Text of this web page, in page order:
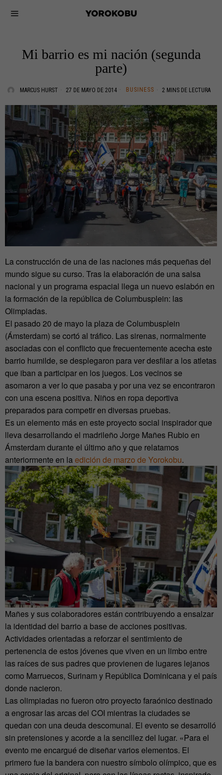
Mi barrio es mi nación (segunda
parte)
MARCUS HURST 27 DE MAYO DE 2014 BUSINESS 2 MINS DE LECTURA
La construcción de una de las naciones más pequeñas del
mundo sigue su curso. Tras la elaboración de una salsa
nacional y un programa espacial llega un nuevo eslabón en
la formación de la república de Columbusplein: las
Olimpiadas.
El pasado 20 de mayo la plaza de Columbusplein
(Ámsterdam) se cortó al tráfico. Las sirenas, normalmente
asociadas con el conflicto que frecuentemente acecha este
barrio humilde, se desplegaron para ver desfilar a los atletas
que iban a participar en los juegos. Los vecinos se
asomaron a ver lo que pasaba y por una vez se encontraron
con una escena positiva. Niños en ropa deportiva
preparados para competir en diversas pruebas.
Es un elemento más en este proyecto social inspirador que
lleva desarrollando el madrileño Jorge Mañes Rubio en
Ámsterdam durante el último año y que relatamos
anteriormente en laedición de marzo de Yorokobu.
Mañes y sus colaboradores están contribuyendo a ensalzar
la identidad del barrio a base de acciones positivas.
Actividades orientadas a reforzar el sentimiento de
pertenencia de estos jóvenes que viven en un limbo entre
las raíces de sus padres que provienen de lugares lejanos
como Marruecos, Surinam y República Dominicana y el país
donde nacieron.
Las olimpiadas no fueron otro proyecto faraónico destinado
a engrosar las arcas del COI mientras la ciudades se
quedan con una deuda descomunal. El evento se desarrolló
sin pretensiones y acorde a la sencillez del lugar. «Para el
evento me encargué de diseñar varios elementos. El
primero fue la bandera con nuestro símbolo olímpico, que es